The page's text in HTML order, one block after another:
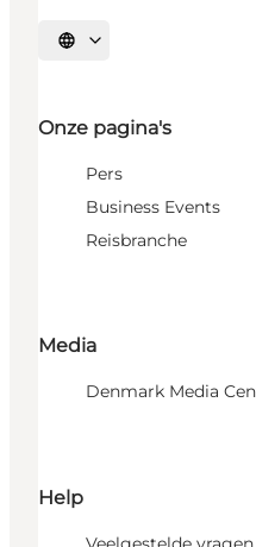
Selecteer taal
Onze pagina's
Pers
Business Events
Reisbranche
Media
Denmark Media
Help